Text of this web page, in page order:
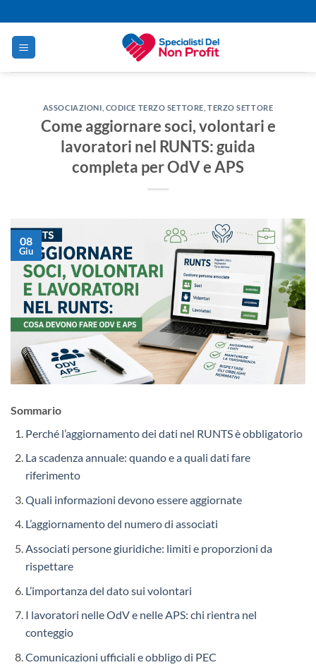
ai
contenuti
ASSOCIAZIONI CODICE TERZO SETTORE TERZO SETTORE
Come aggiornare soci, volontari e
lavoratori nel RUNTS: guida
completa per OdV e APS
08
Giu
Sommario
Perché l’aggiornamento dei dati nel RUNTS è obbligatorio
La scadenza annuale: quando e a quali dati fare
riferimento
Quali informazioni devono essere aggiornate
L’aggiornamento del numero di associati
Associati persone giuridiche: limiti e proporzioni da
rispettare
L’importanza del dato sui volontari
I lavoratori nelle OdV e nelle APS: chi rientra nel
conteggio
Comunicazioni ufficiali e obbligo di PEC